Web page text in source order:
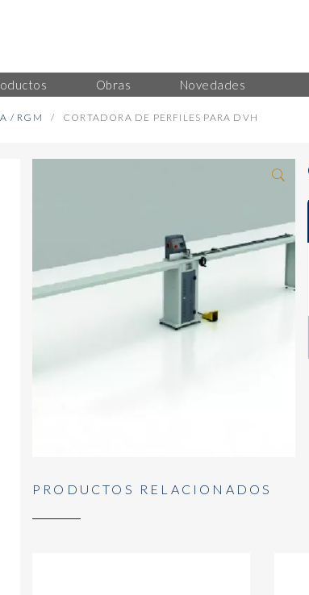
Obras Novedades
/ RGM CORTADORA DE PERFILES PARA DVH
PRODUCTOS RELACIONADOS